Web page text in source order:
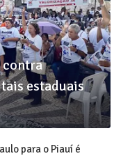
contra
estaduais
para o Piauí é